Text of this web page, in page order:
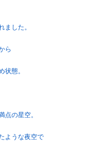
ました。
ら
状態。
点の星空。
ような夜空で